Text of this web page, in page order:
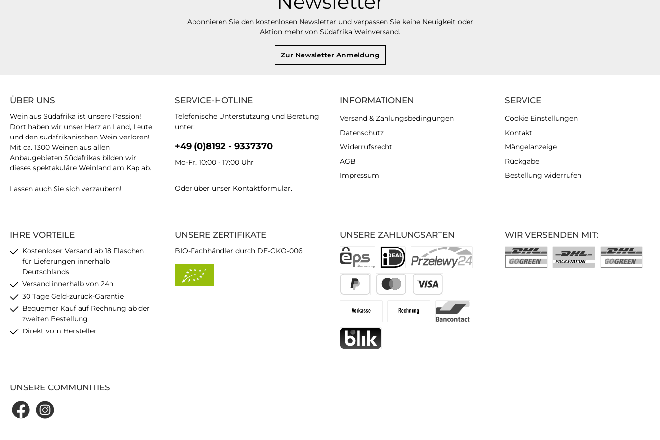
Abonnieren Sie den kostenlosen Newsletter und verpassen Sie keine Neuigkeit oder
Aktion mehr von Südafrika Weinversand.
Zur Newsletter Anmeldung
SERVICE-HOTLINE
Telefonische Unterstützung und Beratung
unter:
+49 (0)8192 - 9337370
Mo-Fr, 10:00 - 17:00 Uhr
Oder über unser Kontaktformular.
IHRE VORTEILE
Kostenloser Versand ab 18 Flaschen
für Lieferungen innerhalb
Deutschlands
Versand innerhalb von 24h
30 Tage Geld-zurück-Garantie
Bequemer Kauf auf Rechnung ab der
zweiten Bestellung
Direkt vom Hersteller
UNSERE ZAHLUNGSARTEN
ÜBER UNS
Wein aus Südafrika ist unsere Passion!
Dort haben wir unser Herz an Land, Leute
und den südafrikanischen Wein verloren!
Mit ca. 1300 Weinen aus allen
Anbaugebieten Südafrikas bilden wir
dieses spektakuläre Weinland am Kap ab.
Lassen auch Sie sich verzaubern!
UNSERE ZERTIFIKATE
BIO-Fachhändler durch DE-ÖKO-006
INFORMATIONEN
Versand & Zahlungsbedingungen
Datenschutz
Widerrufsrecht
AGB
Impressum
SERVICE
Cookie Einstellungen
Kontakt
Mängelanzeige
Rückgabe
Bestellung widerrufen
UNSERE COMMUNITIES
WIR VERSENDEN MIT: